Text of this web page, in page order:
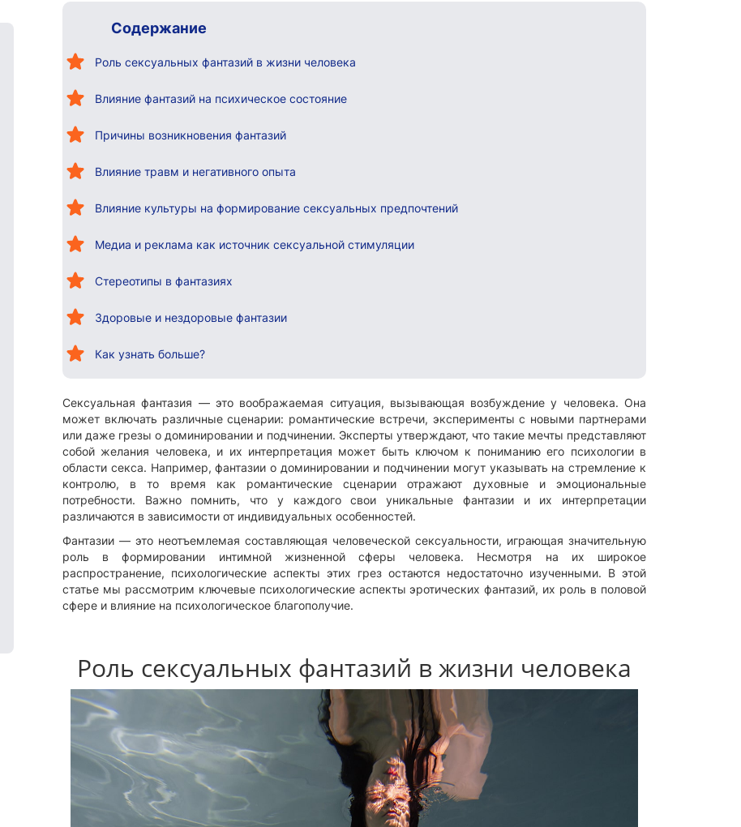
Содержание
Роль сексуальных фантазий в жизни человека
Влияние фантазий на психическое состояние
Причины возникновения фантазий
Влияние травм и негативного опыта
Влияние культуры на формирование сексуальных предпочтений
Медиа и реклама как источник сексуальной стимуляции
Стереотипы в фантазиях
Здоровые и нездоровые фантазии
Как узнать больше?
Сексуальная фантазия — это воображаемая ситуация, вызывающая возбуждение у человека. Она
может включать различные сценарии: романтические встречи, эксперименты с новыми партнерами
или даже грезы о доминировании и подчинении. Эксперты утверждают, что такие мечты представляют
собой желания человека, и их интерпретация может быть ключом к пониманию его психологии в
области секса. Например, фантазии о доминировании и подчинении могут указывать на стремление к
контролю, в то время как романтические сценарии отражают духовные и эмоциональные
потребности. Важно помнить, что у каждого свои уникальные фантазии и их интерпретации
различаются в зависимости от индивидуальных особенностей.
Фантазии — это неотъемлемая составляющая человеческой сексуальности, играющая значительную
роль в формировании интимной жизненной сферы человека. Несмотря на их широкое
распространение, психологические аспекты этих грез остаются недостаточно изученными. В этой
статье мы рассмотрим ключевые психологические аспекты эротических фантазий, их роль в половой
сфере и влияние на психологическое благополучие.
Роль сексуальных фантазий в жизни человека